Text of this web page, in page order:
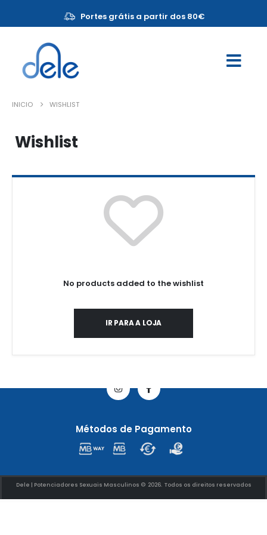
Portes grátis a partir dos 80€
INICIO WISHLIST
Wishlist
No products added to the wishlist
IR PARA A LOJA
Redes Sociais
Métodos de Pagamento
Dele | Potenciadores Sexuais Masculinos © 2026. Todos os direitos reservados